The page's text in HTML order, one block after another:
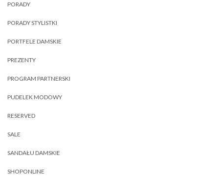
PORADY
PORADY STYLISTKI
PORTFELE DAMSKIE
PREZENTY
PROGRAM PARTNERSKI
PUDELEK MODOWY
RESERVED
SALE
SANDAŁU DAMSKIE
SHOPONLINE